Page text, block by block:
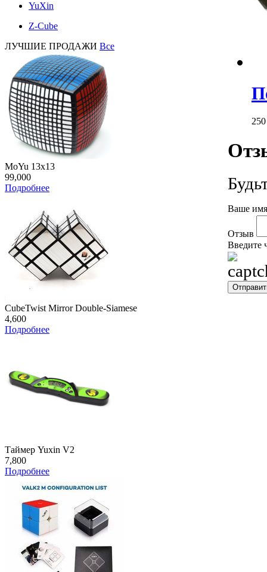
YuXin
Z-Cube
ЛУЧШИЕ ПРОДАЖИ Все
MoYu 13x13
99,000
Подробнее
CubeTwist Mirror Double-Siamese
4,600
Подробнее
Таймер Yuxin V2
7,800
Подробнее
Ваше
Отзыв
Введите